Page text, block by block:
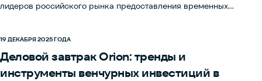
лидеров российского рынка предоставления временных
19 ДЕКАБРЯ 2025 ГОДА
Деловой завтрак Orion: тренды и
инструменты венчурных инвестиций в